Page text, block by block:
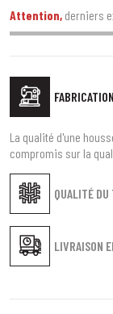
Attention, derniers
QUALITÉ DU
LIVRAISON
La qualité d'une
compromis sur la